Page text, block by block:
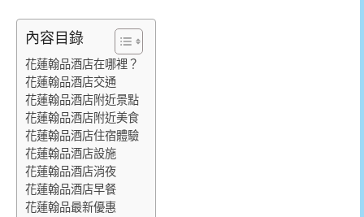
內容目錄
花蓮翰品酒店在哪裡？
花蓮翰品酒店交通
花蓮翰品酒店附近景點
花蓮翰品酒店附近美食
花蓮翰品酒店住宿體驗
花蓮翰品酒店設施
花蓮翰品酒店消夜
花蓮翰品酒店早餐
花蓮翰品最新優惠